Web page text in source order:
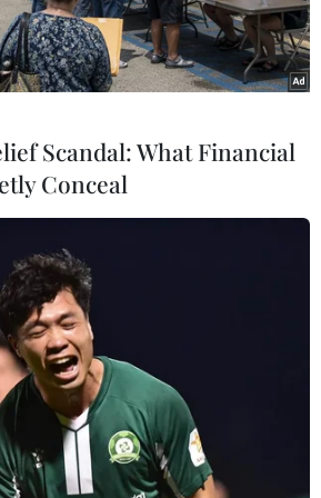
công bố Báo cáo xuất nhập khẩu năm
(Ảnh: Đức Duy/Vietnam+)
Bộ Công Thương đã tổ
cáo Xuất nhập khẩu Việt
Scandal: What Financial
Conceal